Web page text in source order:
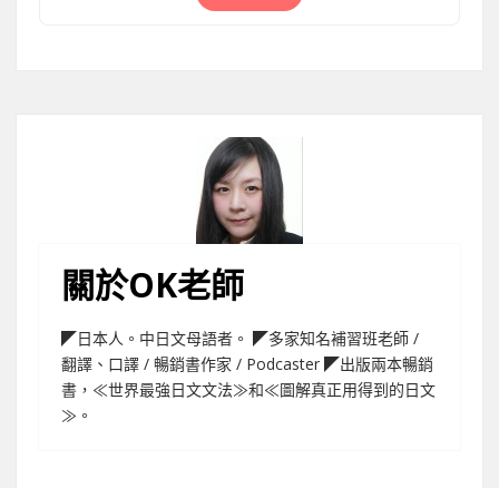
關於OK老師
◤日本人。中日文母語者。 ◤多家知名補習班老師 /
翻譯、口譯 / 暢銷書作家 / Podcaster ◤出版兩本暢銷
書，≪世界最強日文文法≫和≪圖解真正用得到的日文
≫。